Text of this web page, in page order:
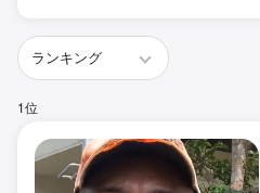
1位